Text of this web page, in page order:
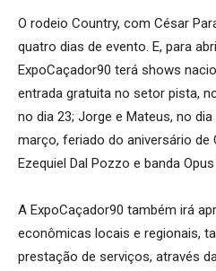
O rodeio Country, com César
quatro dias de evento. E, para
ExpoCaçador90 terá shows
entrada gratuita no setor pista,
no dia 23; Jorge e Mateus, no
março, feriado do aniversário de
Ezequiel Dal Pozzo e banda
A ExpoCaçador90 também irá
econômicas locais e regionais,
prestação de serviços, através